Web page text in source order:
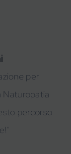
per
Naturopatia
percorso